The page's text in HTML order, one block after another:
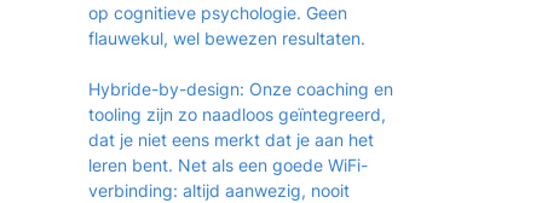
op cognitieve psychologie. Geen
flauwekul, wel bewezen resultaten.
Hybride-by-design: Onze coaching en
tooling zijn zo naadloos geïntegreerd,
dat je niet eens merkt dat je aan het
leren bent. Net als een goede WiFi-
verbinding: altijd aanwezig, nooit